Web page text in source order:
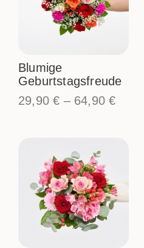
Blumige
Geburtstagsfreude
29,90€ – 64,90€